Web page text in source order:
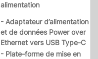
alimentation
- Adaptateur d’alimentation
et de données Power over
Ethernet vers USB Type-C
- Plate-forme de mise en